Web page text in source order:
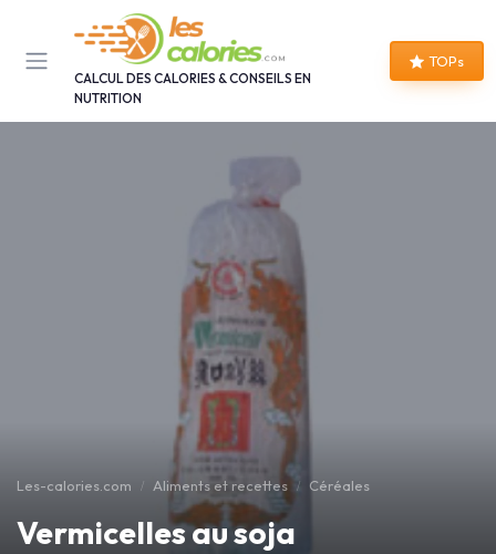
CALCUL DES CALORIES & CONSEILS EN
NUTRITION
TOPs
Les-calories.com Aliments et recettes Céréales
Vermicelles au soja
Panneau de gestion des cookies